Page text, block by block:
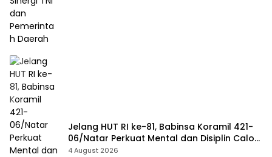
Jelang HUT RI ke-81, Babinsa Koramil 421-
06/Natar Perkuat Mental dan Disiplin Calon
Paskibra Tegineneng
4 August 2026